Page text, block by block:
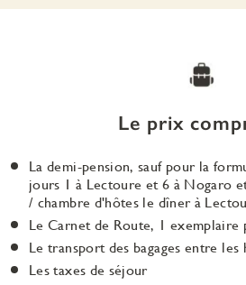
Le prix
La demi-pension, sauf pour la
jours 1 à Lectoure et 6 à Nogaro
/ chambre d'hôtes le dîner à
Le Carnet de Route, 1
Le transport des bagages entre les
Les taxes de séjour